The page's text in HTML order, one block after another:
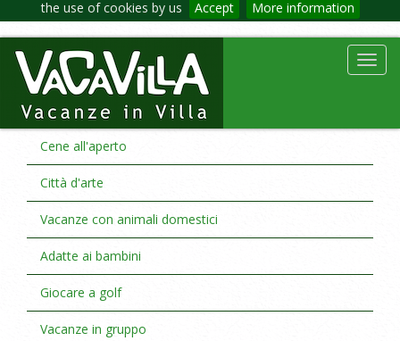
the use of cookies by us Accept More information
Cene all'aperto
Città d'arte
Vacanze con animali domestici
Adatte ai bambini
Giocare a golf
Vacanze in gruppo